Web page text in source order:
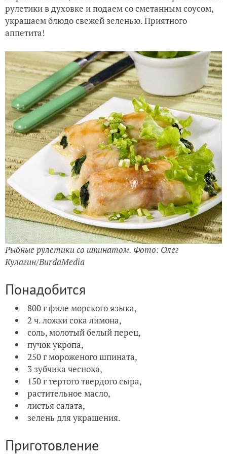
рулетики в духовке и подаем со сметанным соусом,
украшаем блюдо свежей зеленью. Приятного
аппетита!
Рыбные рулетики со шпинатом. Фото: Олег
Кулагин/BurdaMedia
Понадобится
800 г филе морского языка,
2 ч. ложки сока лимона,
соль, молотый белый перец,
пучок укропа,
250 г мороженого шпината,
3 зубчика чеснока,
150 г тертого твердого сыра,
растительное масло,
листья салата,
зелень для украшения.
Приготовление